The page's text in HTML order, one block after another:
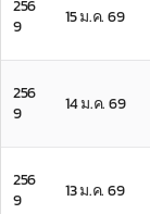
256
9
15 ม.ค. 69
256
9
14 ม.ค. 69
256
9
13 ม.ค. 69